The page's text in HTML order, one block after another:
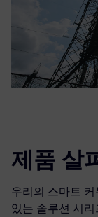
제품 살
우리의 스마트
있는 솔루션 시